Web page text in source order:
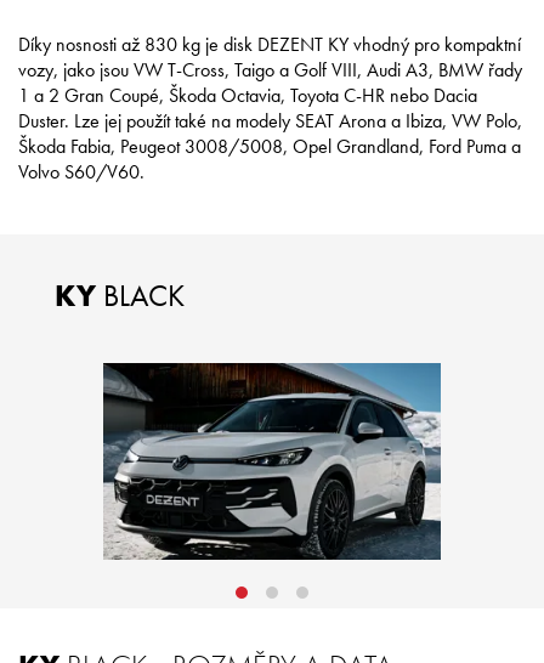
Díky nosnosti až 830 kg je disk DEZENT KY vhodný pro kompaktní
vozy, jako jsou VW T-Cross, Taigo a Golf VIII, Audi A3, BMW řady
1 a 2 Gran Coupé, Škoda Octavia, Toyota C-HR nebo Dacia
Duster. Lze jej použít také na modely SEAT Arona a Ibiza, VW Polo,
Škoda Fabia, Peugeot 3008/5008, Opel Grandland, Ford Puma a
Volvo S60/V60.
KY BLACK